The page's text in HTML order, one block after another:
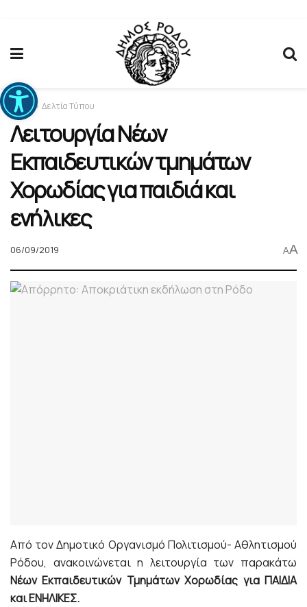
Ανοίξτε τη γραμμή εργαλείων
Home Δελτία Τύπου
Λειτουργία Νέων
Εκπαιδευτικών τμημάτων
Χορωδίας για παιδιά και
ενήλικες
06/09/2019 AA
Από τον Δημοτικό Οργανισμό Πολιτισμού- Αθλητισμού
Ρόδου, ανακοινώνεται η λειτουργία των παρακάτω
Νέων Εκπαιδευτικών Τμημάτων Χορωδίας για ΠΑΙΔΙΑ
και ΕΝΗΛΙΚΕΣ.